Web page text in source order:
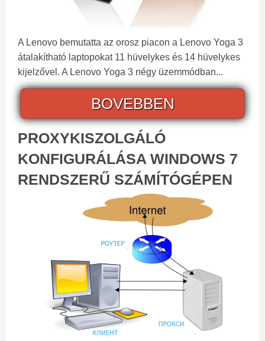
A Lenovo bemutatta az orosz piacon a Lenovo Yoga 3
átalakítható laptopokat 11 hüvelykes és 14 hüvelykes
kijelzővel. A Lenovo Yoga 3 négy üzemmódban...
BOVEBBEN
PROXYKISZOLGÁLÓ
KONFIGURÁLÁSA WINDOWS 7
RENDSZERŰ SZÁMÍTÓGÉPEN